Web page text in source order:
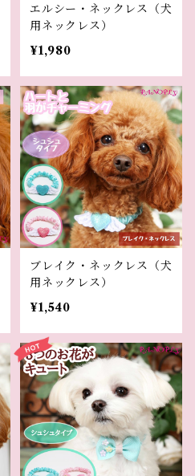
エルシー・ネックレス（犬
用ネックレス）
¥1,980
ブレイク・ネックレス（犬
用ネックレス）
¥1,540